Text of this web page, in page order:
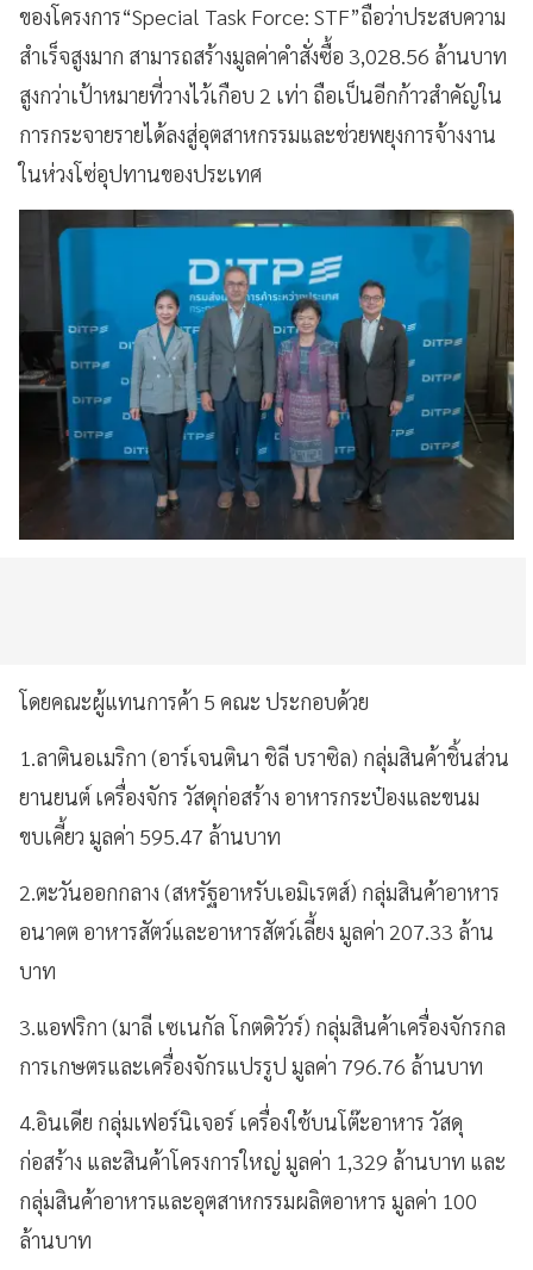
ของโครงการ“Special Task Force: STF”ถือว่าประสบความ
สำเร็จสูงมาก สามารถสร้างมูลค่าคำสั่งซื้อ 3,028.56 ล้านบาท
สูงกว่าเป้าหมายที่วางไว้เกือบ 2 เท่า ถือเป็นอีกก้าวสำคัญใน
การกระจายรายได้ลงสู่อุตสาหกรรมและช่วยพยุงการจ้างงาน
ในห่วงโซ่อุปทานของประเทศ
โดยคณะผู้แทนการค้า 5 คณะ ประกอบด้วย
1.ลาตินอเมริกา (อาร์เจนตินา ชิลี บราซิล) กลุ่มสินค้าชิ้นส่วน
ยานยนต์ เครื่องจักร วัสดุก่อสร้าง อาหารกระป๋องและขนม
ขบเคี้ยว มูลค่า 595.47 ล้านบาท
2.ตะวันออกกลาง (สหรัฐอาหรับเอมิเรตส์) กลุ่มสินค้าอาหาร
อนาคต อาหารสัตว์และอาหารสัตว์เลี้ยง มูลค่า 207.33 ล้าน
บาท
3.แอฟริกา (มาลี เซเนกัล โกตดิวัวร์) กลุ่มสินค้าเครื่องจักรกล
การเกษตรและเครื่องจักรแปรรูป มูลค่า 796.76 ล้านบาท
4.อินเดีย กลุ่มเฟอร์นิเจอร์ เครื่องใช้บนโต๊ะอาหาร วัสดุ
ก่อสร้าง และสินค้าโครงการใหญ่ มูลค่า 1,329 ล้านบาท และ
กลุ่มสินค้าอาหารและอุตสาหกรรมผลิตอาหาร มูลค่า 100
ล้านบาท